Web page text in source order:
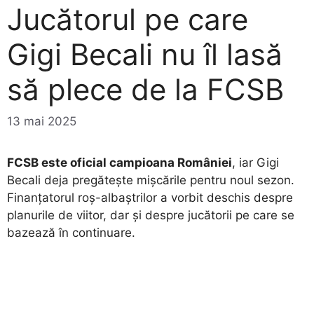
Jucătorul pe care
Gigi Becali nu îl lasă
să plece de la FCSB
13 mai 2025
FCSB este oficial campioana României, iar Gigi
Becali deja pregătește mișcările pentru noul sezon.
Finanțatorul roș-albaștrilor a vorbit deschis despre
planurile de viitor, dar și despre jucătorii pe care se
bazează în continuare.